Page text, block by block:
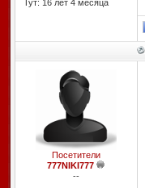
Тут: 16 лет 4 месяцa
Посетители
777NIKI777
--